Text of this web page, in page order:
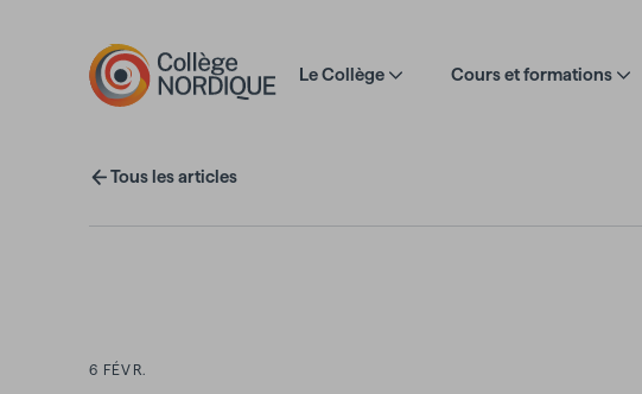
Le Collège Cours et formations
Tous les articles
6 FÉVR.